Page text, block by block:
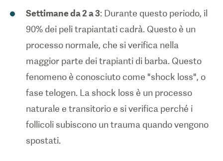
Settimane da 2 a 3: Durante questo periodo, il
90% dei peli trapiantati cadrà. Questo è un
processo normale, che si verifica nella
maggior parte dei trapianti di barba. Questo
fenomeno è conosciuto come "shock loss", o
fase telogen. La shock loss è un processo
naturale e transitorio e si verifica perché i
follicoli subiscono un trauma quando vengono
spostati.